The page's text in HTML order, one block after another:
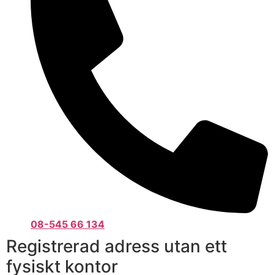
08-545 66 134
Registrerad adress utan ett
fysiskt kontor